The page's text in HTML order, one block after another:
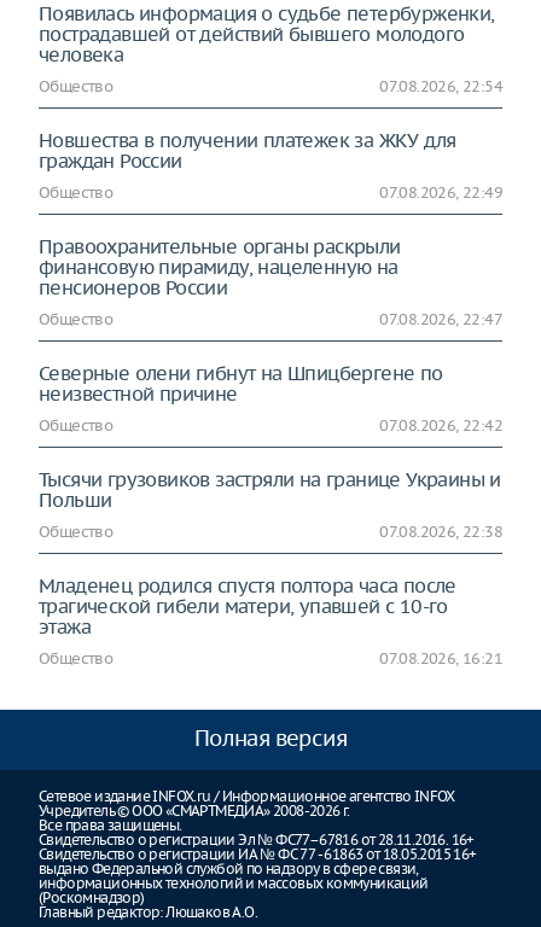
Появилась информация о судьбе петербурженки,
пострадавшей от действий бывшего молодого
человека
Общество 07.08.2026, 22:54
Новшества в получении платежек за ЖКУ для
граждан России
Общество 07.08.2026, 22:49
Правоохранительные органы раскрыли
финансовую пирамиду, нацеленную на
пенсионеров России
Общество 07.08.2026, 22:47
Северные олени гибнут на Шпицбергене по
неизвестной причине
Общество 07.08.2026, 22:42
Тысячи грузовиков застряли на границе Украины и
Польши
Общество 07.08.2026, 22:38
Младенец родился спустя полтора часа после
трагической гибели матери, упавшей с 10-го
этажа
Общество 07.08.2026, 16:21
Полная версия
Сетевое издание INFOX.ru / Информационное агентство INFOX
Учредитель © ООО «СМАРТМЕДИА» 2008-2026 г.
Все права защищены.
Свидетельство о регистрации Эл № ФС77–67816 от 28.11.2016. 16+
Свидетельство о регистрации ИА № ФС 77 - 61863 от 18.05.2015 16+
выдано Федеральной службой по надзору в сфере связи,
информационных технологий и массовых коммуникаций
(Роскомнадзор)
Главный редактор: Люшаков А.О.